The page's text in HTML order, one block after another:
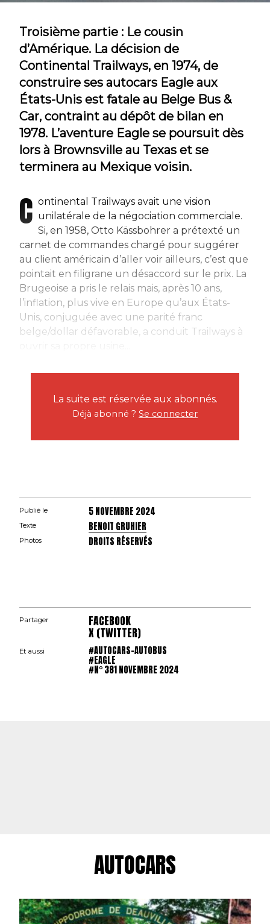
Troisième partie : Le cousin
d’Amérique. La décision de
Continental Trailways, en 1974, de
construire ses autocars Eagle aux
États-Unis est fatale au Belge Bus &
Car, contraint au dépôt de bilan en
1978. L’aventure Eagle se poursuit dès
lors à Brownsville au Texas et se
terminera au Mexique voisin.
C ontinental Trailways avait une vision
unilatérale de la négociation commerciale.
Si, en 1958, Otto Kässbohrer a prétexté un
carnet de commandes chargé pour suggérer
au client américain d’aller voir ailleurs, c’est que
pointait en filigrane un désaccord sur le prix. La
Brugeoise a pris le relais mais, après 10 ans,
l’inflation, plus vive en Europe qu’aux États-
Unis, conjuguée avec une parité franc
belge/dollar défavorable, a conduit Trailways à
La suite est réservée aux abonnés.
Déjà abonné ? Se connecter
Publié le 5 NOVEMBRE 2024
Texte BENOIT GRUHIER
Photos DROITS RÉSERVÉS
Partager FACEBOOK
X (TWITTER)
Et aussi #AUTOCARS-AUTOBUS
#EAGLE
#N° 381 NOVEMBRE 2024
AUTOCARS